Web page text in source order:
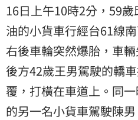
16日上午10時2分，59
油的小貨車行經台61線
右後車輪突然爆胎，車
後方42歲王男駕駛的轎
覆，打橫在車道上。同
的另一名小貨車駕駛陳